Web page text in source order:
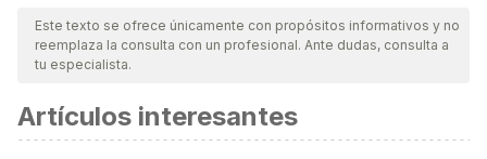
nuestro equipo, para asegurar su calidad, confiabilidad,
vigencia y validez.La bibliografía de este artículo fue
científica.
Self-Cannibalism (Autosarcophagy) in Psychosis: A Case
Este texto se ofrece únicamente con propósitos informativos y no
reemplaza la consulta con un profesional. Ante dudas, consulta a
tu especialista.
Artículos interesantes